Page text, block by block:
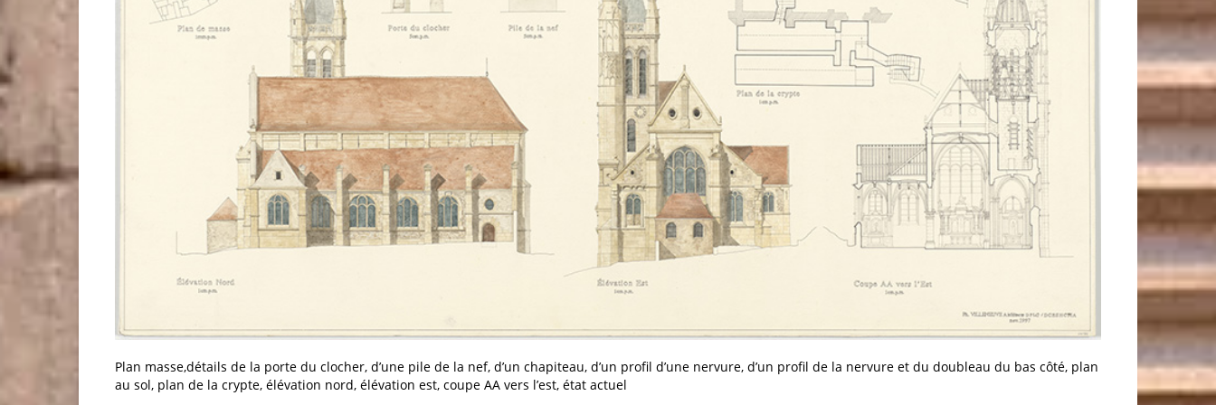
Plan masse,détails de la porte du clocher, d’une pile de la nef, d’un chapiteau, d’un profil d’une nervure, d’un profil de la nervure et du doubleau du bas côté, plan
au sol, plan de la crypte, élévation nord, élévation est, coupe AA vers l’est, état actuel